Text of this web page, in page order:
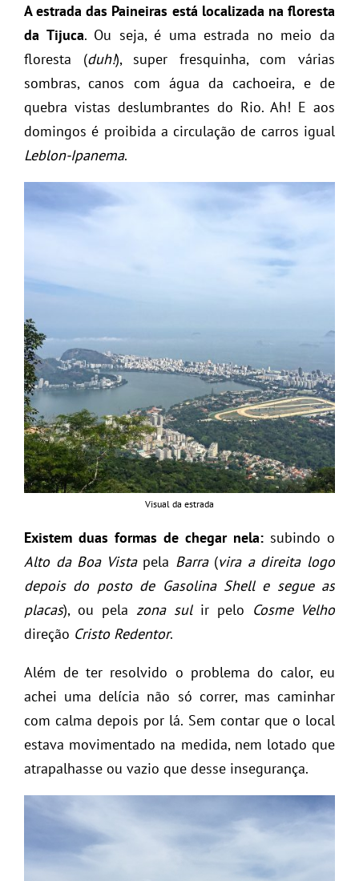
A estrada das Paineiras está localizada na floresta
da Tijuca. Ou seja, é uma estrada no meio da
floresta (duh!), super fresquinha, com várias
sombras, canos com água da cachoeira, e de
quebra vistas deslumbrantes do Rio. Ah! E aos
domingos é proibida a circulação de carros igual
Leblon-Ipanema.
Visual da estrada
Existem duas formas de chegar nela: subindo o
Alto da Boa Vistapela Barra(vira a direita logo
depois do posto de Gasolina Shell e segue as
placas), ou pela zona sulir pelo Cosme Velho
direção Cristo Redentor.
Além de ter resolvido o problema do calor, eu
achei uma delícia não só correr, mas caminhar
com calma depois por lá. Sem contar que o local
estava movimentado na medida, nem lotado que
atrapalhasse ou vazio que desse insegurança.